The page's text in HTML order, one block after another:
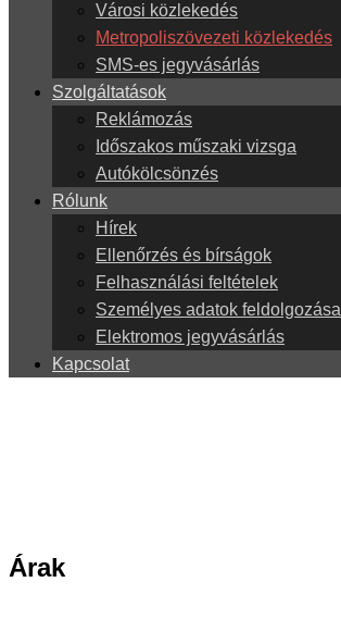
Városi közlekedés
Metropoliszövezeti közlekedés
SMS-es jegyvásárlás
Szolgáltatások
Reklámozás
Időszakos műszaki vizsga
Autókölcsönzés
Rólunk
Hírek
Ellenőrzés és bírságok
Felhasználási feltételek
Személyes adatok feldolgozása
Elektromos jegyvásárlás
Kapcsolat
Árak